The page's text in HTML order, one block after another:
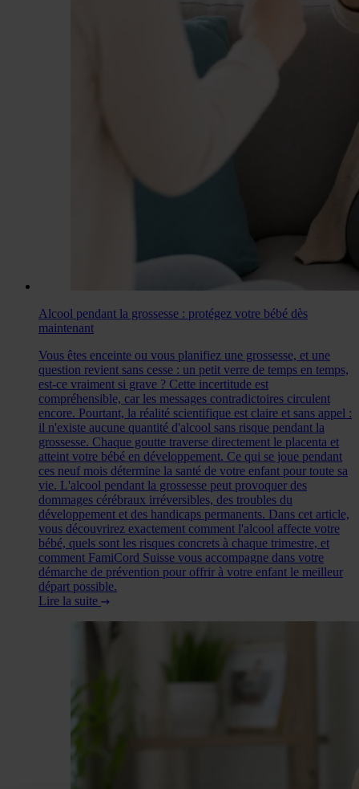
Alcool pendant la grossesse : protégez votre bébé dès
maintenant
Vous êtes enceinte ou vous planifiez une grossesse, et une
question revient sans cesse : un petit verre de temps en temps,
est-ce vraiment si grave ? Cette incertitude est
compréhensible, car les messages contradictoires circulent
encore. Pourtant, la réalité scientifique est claire et sans appel :
il n'existe aucune quantité d'alcool sans risque pendant la
grossesse. Chaque goutte traverse directement le placenta et
atteint votre bébé en développement. Ce qui se joue pendant
ces neuf mois détermine la santé de votre enfant pour toute sa
vie. L'alcool pendant la grossesse peut provoquer des
dommages cérébraux irréversibles, des troubles du
développement et des handicaps permanents. Dans cet article,
vous découvrirez exactement comment l'alcool affecte votre
bébé, quels sont les risques concrets à chaque trimestre, et
comment FamiCord Suisse vous accompagne dans votre
démarche de prévention pour offrir à votre enfant le meilleur
départ possible.
Lire la suite